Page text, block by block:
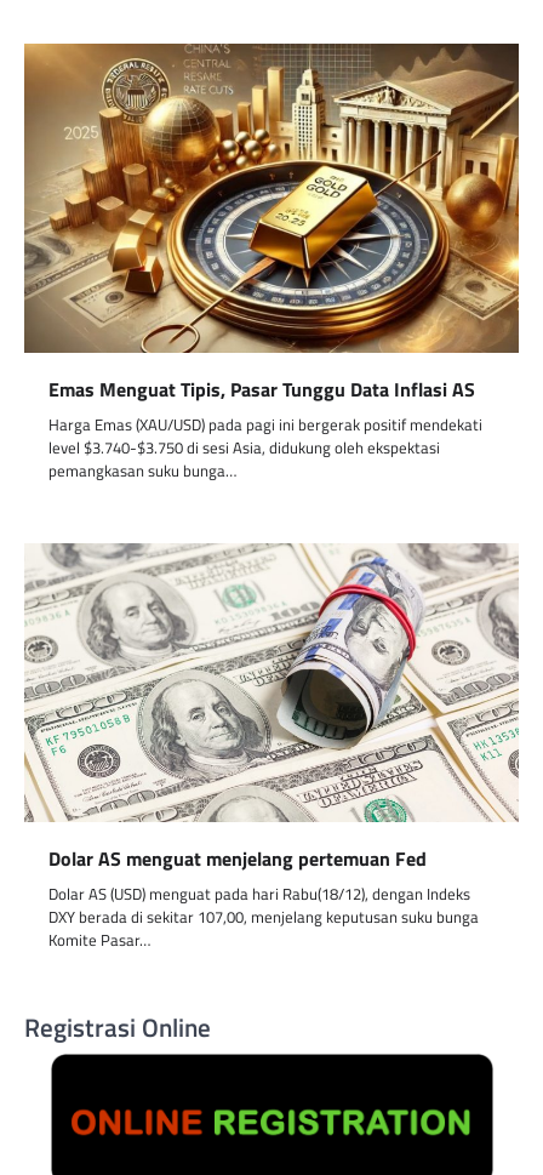
Emas Menguat Tipis, Pasar Tunggu Data Inflasi AS
Harga Emas (XAU/USD) pada pagi ini bergerak positif mendekati
level $3.740-$3.750 di sesi Asia, didukung oleh ekspektasi
pemangkasan suku bunga…
Dolar AS menguat menjelang pertemuan Fed
Dolar AS (USD) menguat pada hari Rabu(18/12), dengan Indeks
DXY berada di sekitar 107,00, menjelang keputusan suku bunga
Komite Pasar…
Registrasi Online